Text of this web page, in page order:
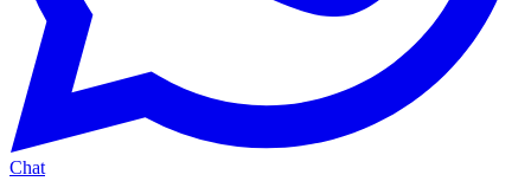
Chat